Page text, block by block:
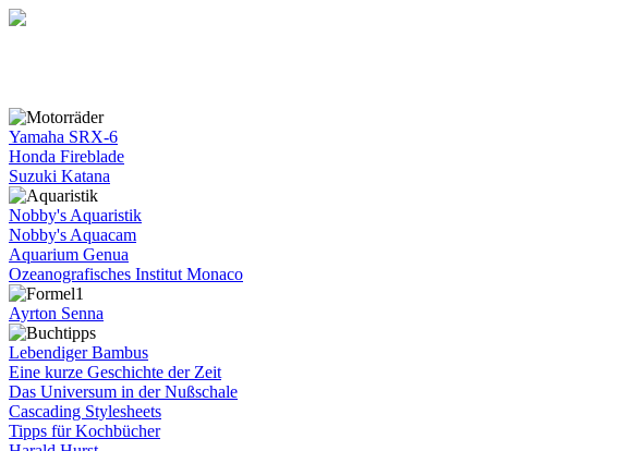
Yamaha SRX-6
Honda Fireblade
Suzuki Katana
Nobby's Aquaristik
Nobby's Aquacam
Aquarium Genua
Ozeanografisches Institut Monaco
Ayrton Senna
Lebendiger Bambus
Eine kurze Geschichte der Zeit
Das Universum in der Nußschale
Cascading Stylesheets
Tipps für Kochbücher